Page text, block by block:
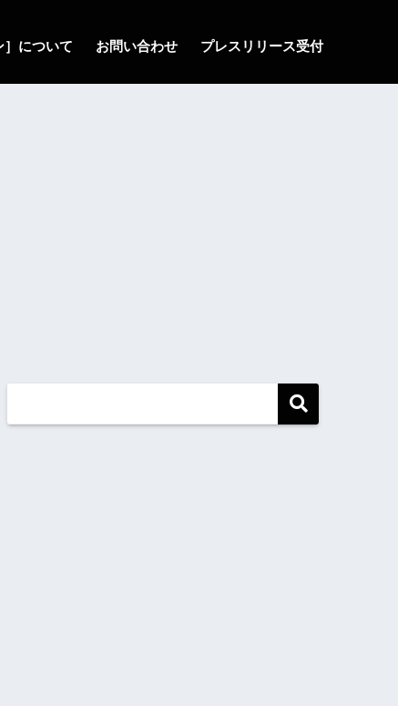
について お問い合わせ プレスリリース受付